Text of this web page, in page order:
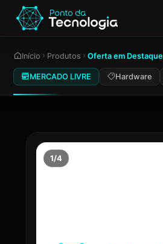
Início Produtos Oferta em Destaque
MERCADO LIVRE Hardware
1/4